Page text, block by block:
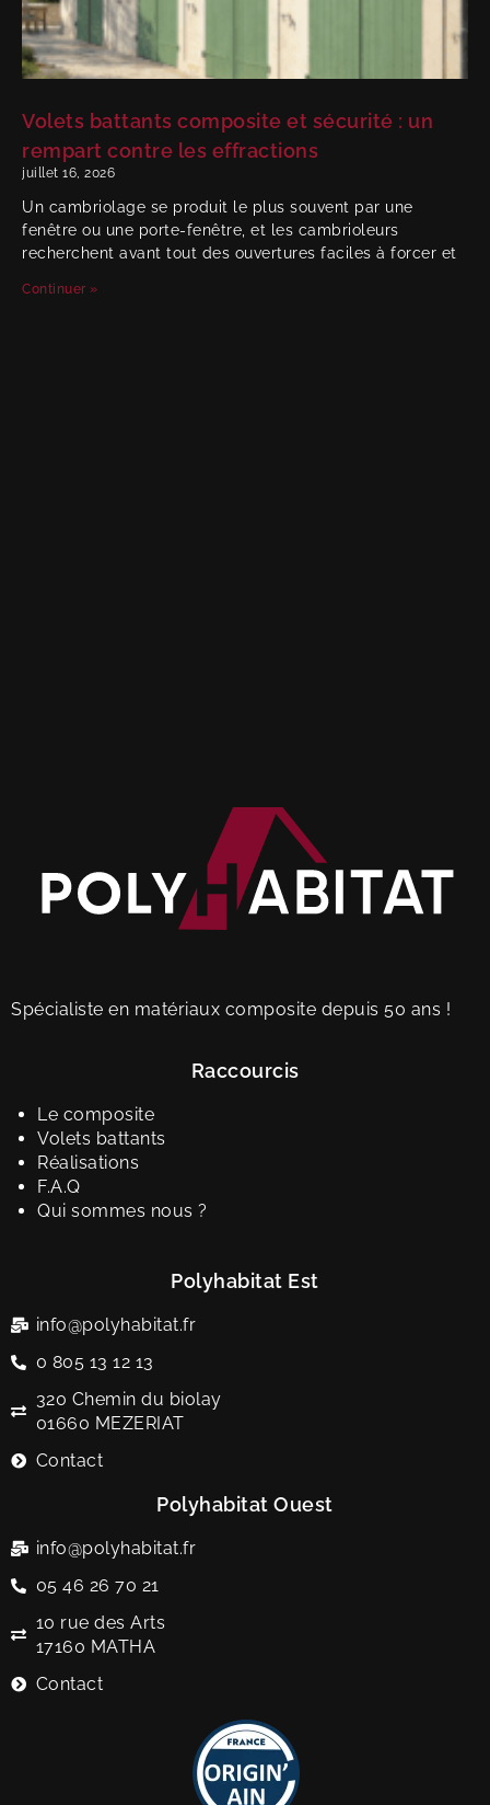
Volets battants composite et sécurité : un
rempart contre les effractions
juillet 16, 2026
Un cambriolage se produit le plus souvent par une
fenêtre ou une porte-fenêtre, et les cambrioleurs
recherchent avant tout des ouvertures faciles à forcer et
Continuer »
Spécialiste en matériaux composite depuis 50 ans !
Raccourcis
Le composite
Volets battants
Réalisations
F.A.Q
Qui sommes nous ?
Polyhabitat Est
info@polyhabitat.fr
0 805 13 12 13
320 Chemin du biolay
01660 MEZERIAT
Contact
Polyhabitat Ouest
info@polyhabitat.fr
05 46 26 70 21
10 rue des Arts
17160 MATHA
Contact